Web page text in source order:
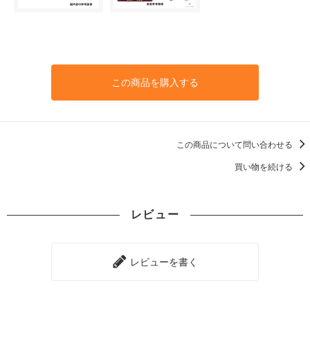
この商品を購入する
この商品について問い合わせる
買い物を続ける
レビュー
レビューを書く